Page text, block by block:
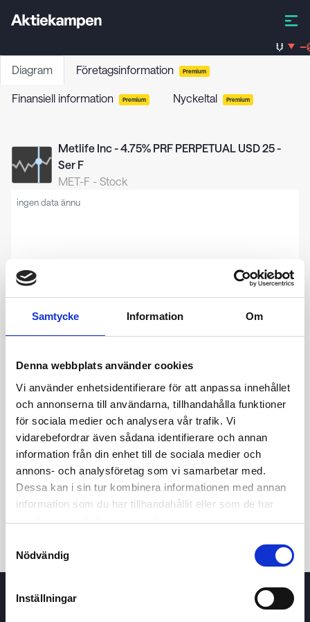
Samtycke Information Om
Denna webbplats använder cookies
Vi använder enhetsidentifierare för att anpassa innehållet
och annonserna till användarna, tillhandahålla funktioner
för sociala medier och analysera vår trafik. Vi
vidarebefordrar även sådana identifierare och annan
information från din enhet till de sociala medier och
annons- och analysföretag som vi samarbetar med.
Dessa kan i sin tur kombinera informationen med annan
information som du har tillhandahållit eller som de har
samlat in när du har använt deras tjänster.
Nödvändig
Inställningar
V -
Diagram Företagsinformation Premium
Finansiell information Premium Nyckeltal Premium
Metlife Inc - 4.75% PRF PERPETUAL USD 25 -
Ser F
MET-F - Stock
ingen data ännu
24t 7d 1m 3m 1å 5å
Köp / Sälj